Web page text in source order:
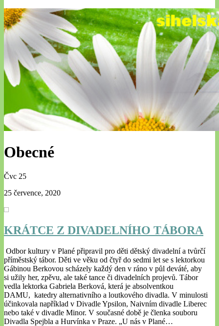
Obecné
Čvc 25
25 července, 2020
KRÁTCE Z DIVADELNÍHO TÁBORA
Odbor kultury v Plané připravil pro děti dětský divadelní a tvůrčí
příměstský tábor. Děti ve věku od čtyř do sedmi let se s lektorkou
Gábinou Berkovou scházely každý den v ráno v půl deváté, aby
si užily her, zpěvu, ale také tance či divadelních projevů. Tábor
vedla lektorka Gabriela Berková, která je absolventkou
DAMU, katedry alternativního a loutkového divadla. V minulosti
účinkovala například v Divadle Ypsilon, Naivním divadle Liberec
nebo také v divadle Minor. V současné době je členka souboru
Divadla Spejbla a Hurvínka v Praze. „U nás v Plané…